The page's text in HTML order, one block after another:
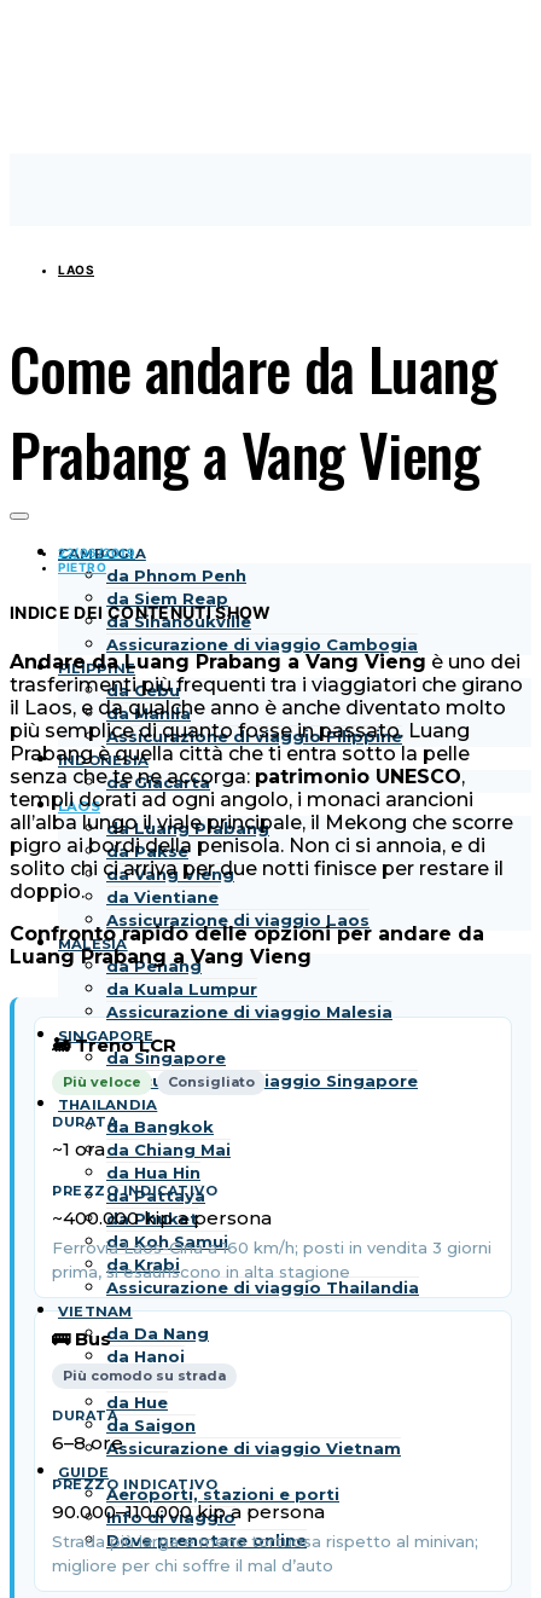
CAMBOGIA
da Phnom Penh
da Siem Reap
da Sihanoukville
Assicurazione di viaggio Cambogia
FILIPPINE
da Cebu
da Manila
Assicurazione di viaggio Filippine
INDONESIA
da Giacarta
LAOS
da Luang Prabang
da Pakse
da Vang Vieng
da Vientiane
Assicurazione di viaggio Laos
MALESIA
da Penang
da Kuala Lumpur
Assicurazione di viaggio Malesia
SINGAPORE
da Singapore
Assicurazione di viaggio Singapore
THAILANDIA
da Bangkok
da Chiang Mai
da Hua Hin
da Pattaya
da Phuket
da Koh Samui
da Krabi
Assicurazione di viaggio Thailandia
VIETNAM
da Da Nang
da Hanoi
da Hoi An
da Hue
da Saigon
Assicurazione di viaggio Vietnam
GUIDE
Aeroporti, stazioni e porti
Info di viaggio
Dove prenotare online
LAOS
Come andare da Luang
Prabang a Vang Vieng
22/06/2019
PIETRO
INDICE DEI CONTENUTISHOW
Andare da Luang Prabang a Vang Vieng è uno dei
trasferimenti più frequenti tra i viaggiatori che girano
il Laos, e da qualche anno è anche diventato molto
più semplice di quanto fosse in passato. Luang
Prabang è quella città che ti entra sotto la pelle
senza che te ne accorga: patrimonio UNESCO,
templi dorati ad ogni angolo, i monaci arancioni
all’alba lungo il viale principale, il Mekong che scorre
pigro ai bordi della penisola. Non ci si annoia, e di
solito chi ci arriva per due notti finisce per restare il
doppio.
Confronto rapido delle opzioni per andare da
Luang Prabang a Vang Vieng
🚂 Treno LCR
Più veloce Consigliato
~1 ora
~400.000 kip a persona
Ferrovia Laos-Cina a 160 km/h; posti in vendita 3 giorni
prima, si esauriscono in alta stagione
🚌 Bus
Più comodo su strada
6–8 ore
90.000–110.000 kip a persona
Strada più larga e meno tortuosa rispetto al minivan;
migliore per chi soffre il mal d’auto